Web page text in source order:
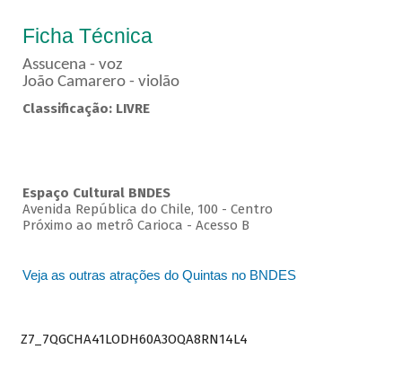
Ficha Técnica
Assucena - voz
João Camarero - violão
Classificação: LIVRE
Espaço Cultural BNDES
Avenida República do Chile, 100 - Centro
Próximo ao metrô Carioca - Acesso B
Veja as outras atrações do Quintas no BNDES
Z7_7QGCHA41LODH60A3OQA8RN14L4